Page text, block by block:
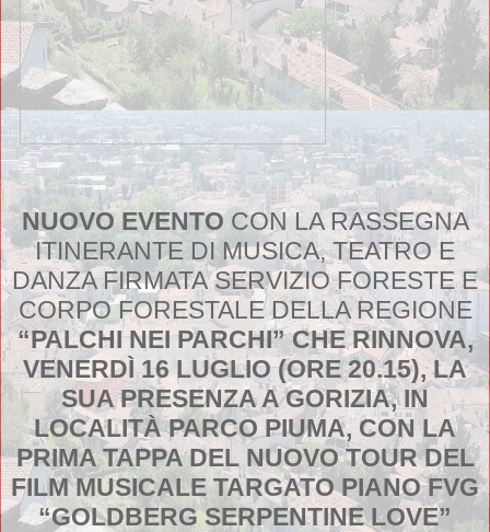
NUOVO EVENTOCON LA RASSEGNA
ITINERANTE DI MUSICA, TEATRO E
DANZA FIRMATA SERVIZIO FORESTE E
CORPO FORESTALE DELLA REGIONE
“PALCHI NEI PARCHI” CHE RINNOVA,
VENERDÌ 16 LUGLIO (ORE 20.15), LA
SUA PRESENZA A GORIZIA, IN
LOCALITÀ PARCO PIUMA, CON LA
PRIMA TAPPA DEL NUOVO TOUR DEL
FILM MUSICALE TARGATO PIANO FVG
“GOLDBERG SERPENTINE LOVE”